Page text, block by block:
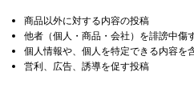
商品以外に対する内容の投稿
他者（個人・商品・会社）を誹謗中傷
個人情報や、個人を特定できる内容を
営利、広告、誘導を促す投稿